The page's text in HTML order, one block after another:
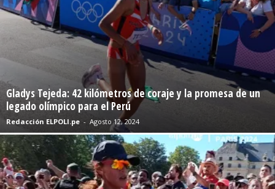
Gladys Tejeda: 42 kilómetros de coraje y la promesa de un
legado olímpico para el Perú
Redacción ELPOLI.pe - Agosto 12, 2024